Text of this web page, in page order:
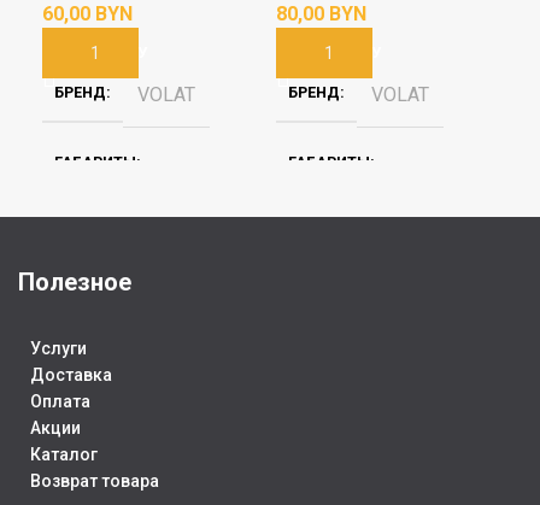
BYN
В КОРЗИНУ
БРЕНД VOLAT
ГАБАРИТЫ
71x71x93
ЕМКОСТЬ, АЧ
ГАРАНТИЯ
6 Месяца
ПОЛЯРНОСТЬ
BYN
В КОРЗИНУ
БРЕНД VOLAT
ГАБАРИТЫ
113x39x87
Полезное
Услуги
Доставка
Оплата
Акции
Каталог
Возврат товара